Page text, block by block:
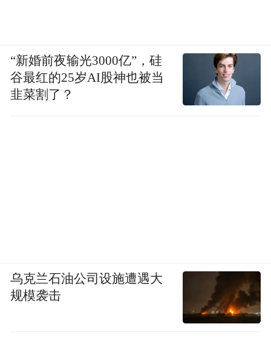
“新婚前夜输光3000亿”，硅
谷最红的25岁AI股神也被当
韭菜割了？
乌克兰石油公司设施遭遇大
规模袭击